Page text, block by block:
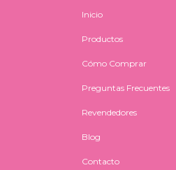
Inicio
Productos
Cómo Comprar
Preguntas Frecuentes
Revendedores
Blog
Contacto